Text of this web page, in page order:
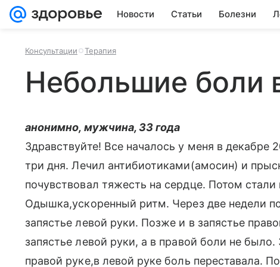
Новости Статьи Болезни
Консультации Терапия
Небольшие боли
анонимно, мужчина, 33 года
Здравствуйте! Все началось у меня в декабре
три дня. Лечил антибиотиками(амосин) и
почувствовал тяжесть на сердце. Потом
Одышка,ускоренный ритм. Через две недели
запястье левой руки. Позже и в запястье
запястье левой руки, а в правой боли не
правой руке,в левой руке боль переставала.